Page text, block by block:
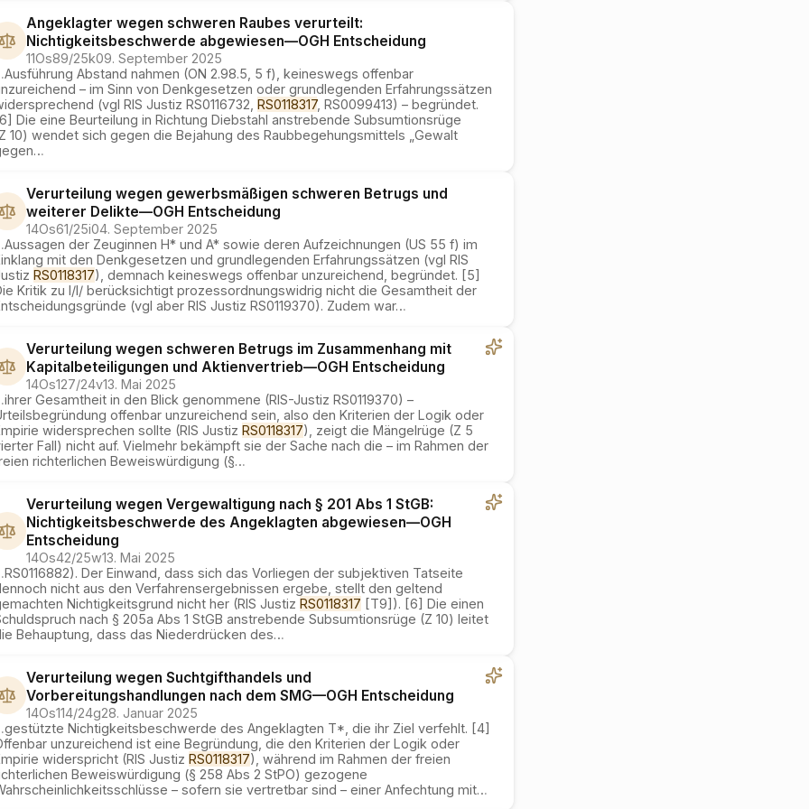
Angeklagter wegen schweren Raubes verurteilt:
Nichtigkeitsbeschwerde abgewiesen—OGH Entscheidung
11Os89/25k09. September 2025
Ausführung Abstand nahmen (ON 2.98.5, 5 f), keineswegs offenbar
– im Sinn von Denkgesetzen oder grundlegenden Erfahrungssätzen
(vgl RIS Justiz RS0116732, RS0118317, RS0099413) – begründet.
Die eine Beurteilung in Richtung Diebstahl anstrebende Subsumtionsrüge
10) wendet sich gegen die Bejahung des Raubbegehungsmittels „Gewalt
…
Verurteilung wegen gewerbsmäßigen schweren Betrugs und
weiterer Delikte—OGH Entscheidung
14Os61/25i04. September 2025
Aussagen der Zeuginnen H* und A* sowie deren Aufzeichnungen (US 55 f) im
mit den Denkgesetzen und grundlegenden Erfahrungssätzen (vgl RIS
RS0118317), demnach keineswegs offenbar unzureichend, begründet. [5]
Kritik zu I/I/ berücksichtigt prozessordnungswidrig nicht die Gesamtheit der
(vgl aber RIS Justiz RS0119370). Zudem war…
Verurteilung wegen schweren Betrugs im Zusammenhang mit
Kapitalbeteiligungen und Aktienvertrieb—OGH Entscheidung
14Os127/24v13. Mai 2025
ihrer Gesamtheit in den Blick genommene (RIS-Justiz RS0119370) –
offenbar unzureichend sein, also den Kriterien der Logik oder
widersprechen sollte (RIS Justiz RS0118317), zeigt die Mängelrüge (Z 5
Fall) nicht auf. Vielmehr bekämpft sie der Sache nach die – im Rahmen der
richterlichen Beweiswürdigung (§…
Verurteilung wegen Vergewaltigung nach § 201 Abs 1 StGB:
Nichtigkeitsbeschwerde des Angeklagten abgewiesen—OGH
Entscheidung
14Os42/25w13. Mai 2025
RS0116882). Der Einwand, dass sich das Vorliegen der subjektiven Tatseite
nicht aus den Verfahrensergebnissen ergebe, stellt den geltend
Nichtigkeitsgrund nicht her (RIS Justiz RS0118317 [T9]). [6] Die einen
nach § 205a Abs 1 StGB anstrebende Subsumtionsrüge (Z 10) leitet
Behauptung, dass das Niederdrücken des…
Verurteilung wegen Suchtgifthandels und
Vorbereitungshandlungen nach dem SMG—OGH Entscheidung
14Os114/24g28. Januar 2025
gestützte Nichtigkeitsbeschwerde des Angeklagten T*, die ihr Ziel verfehlt. [4]
unzureichend ist eine Begründung, die den Kriterien der Logik oder
widerspricht (RIS Justiz RS0118317), während im Rahmen der freien
Beweiswürdigung (§ 258 Abs 2 StPO) gezogene
– sofern sie vertretbar sind – einer Anfechtung mit…